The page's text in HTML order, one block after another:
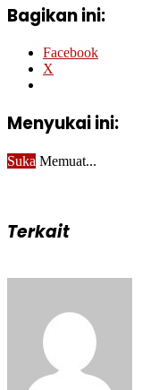
Bagikan ini:
Facebook
X
Menyukai ini:
Suka Memuat...
Terkait